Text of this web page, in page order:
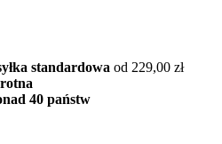
standardowa od 229,00 zł
40 państw